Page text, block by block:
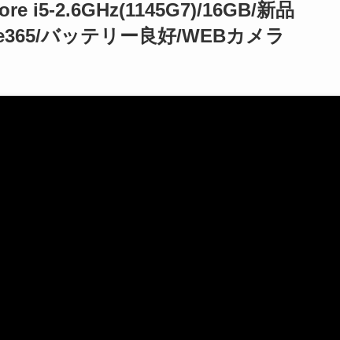
i5-2.6GHz(1145G7)/16GB/新品
バッテリー良好/WEBカメラ